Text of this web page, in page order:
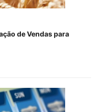
de Vendas para